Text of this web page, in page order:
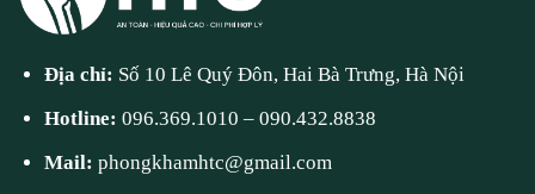
Địa chỉ: Số 10 Lê Quý Đôn, Hai Bà Trưng, Hà Nội
Hotline:096.369.1010 –090.432.8838
Mail:phongkhamhtc@gmail.com